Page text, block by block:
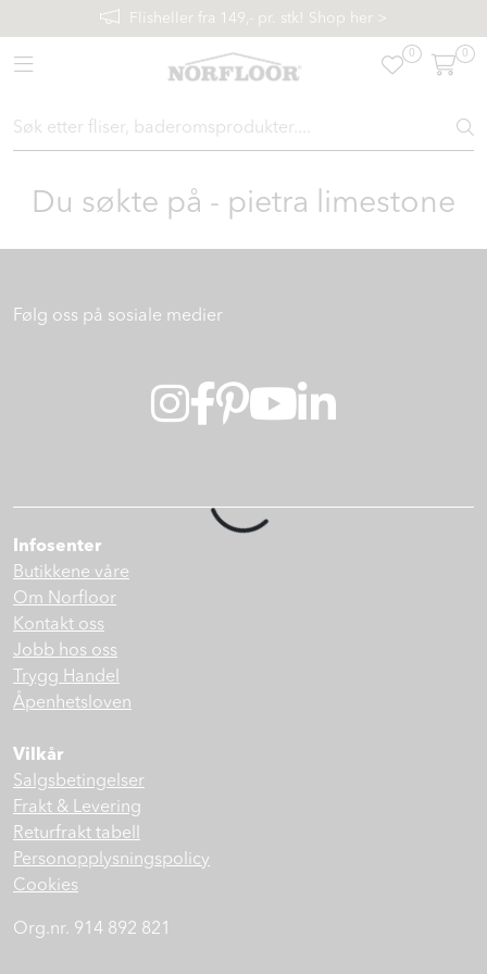
Skip to main contentFlisheller fra 149,- pr. stk! Shop her >
Toggle navigation
Du søkte på - pietra limestone
Følg oss på sosiale medier
Infosenter
Butikkene våre
Om Norfloor
Kontakt oss
Jobb hos oss
Trygg Handel
Åpenhetsloven
Vilkår
Salgsbetingelser
Frakt & Levering
Returfrakt tabell
Personopplysningspolicy
Cookies
Org.nr. 914 892 821
BADEROM
INTERIØR
Prosjekt
Still et spørsmål
Favoritter (
Logg inn